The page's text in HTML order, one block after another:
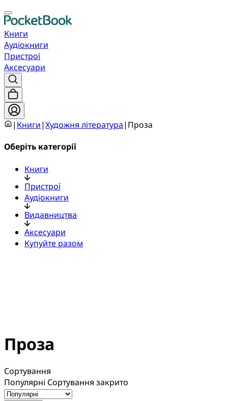
Книги
Аудіокниги
Пристрої
Аксесуари
| Книги|Художня література| Проза
Оберіть категорії
Книги
Пристрої
Аудіокниги
Видавництва
Аксесуари
Купуйте разом
Проза
Сортування
Популярні Сортування закрито